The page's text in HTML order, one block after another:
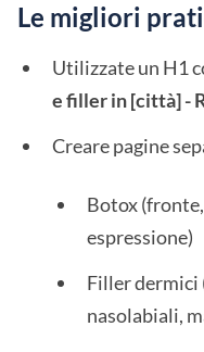
Le migliori
Utilizzate un H1
e filler in [città] -
Creare pagine
Botox
espressione)
Filler dermici
nasolabiali,